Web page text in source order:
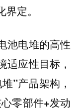
定。
池电堆的高性
适应性目标，
”产品架构，
零部件+发动